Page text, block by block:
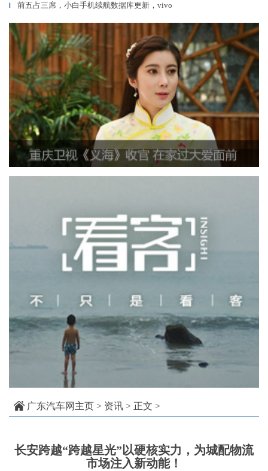
▎ 前五占三席，小白手机续航数据库更新，vivo
广东汽车网主页 > 资讯 > 正文 >
长安跨越“跨越星光”以硬核实力，为城配物流
市场注入新动能！